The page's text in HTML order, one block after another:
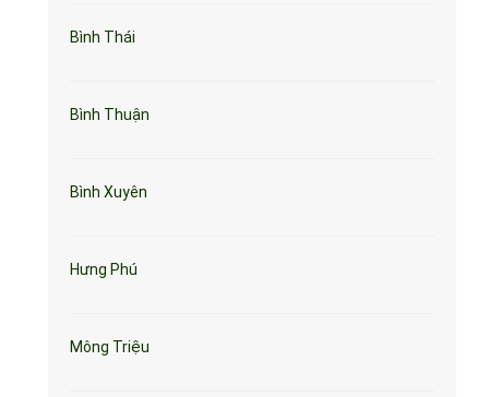
Bình Thái
Bình Thuận
Bình Xuyên
Hưng Phú
Mông Triệu